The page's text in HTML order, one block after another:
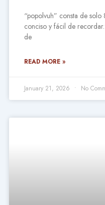
“popolvuh” consta de
conciso y fácil de
de
READ MORE »
January 21, 2026 No